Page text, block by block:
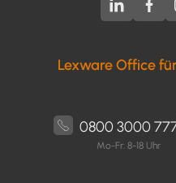
Lexware Office
0800 3000
Mo-Fr: 8-18 Uhr